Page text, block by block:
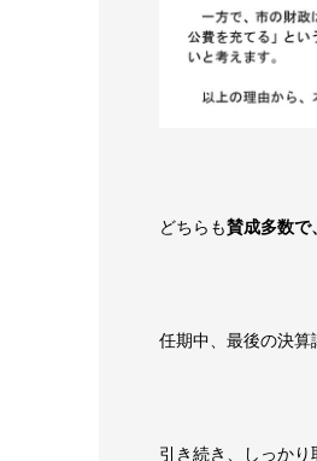
どちらも賛成多数で
任期中、最後の決算
引き続き、しっかり